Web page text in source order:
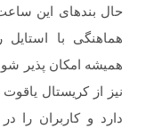
حال بندهای این
هماهنگی با استایل
نیز از کریستال
دارد و کاربران را